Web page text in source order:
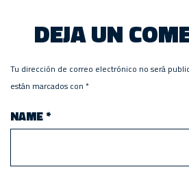
DEJA UN
Tu dirección de correo electrónico no será
están marcados con *
NAME*